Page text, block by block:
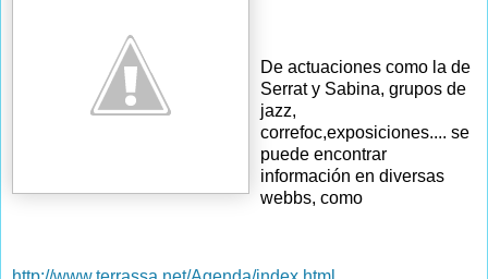
De actuaciones como la de
Serrat y Sabina, grupos de
jazz,
correfoc,exposiciones.... se
puede encontrar
información en diversas
webbs, como